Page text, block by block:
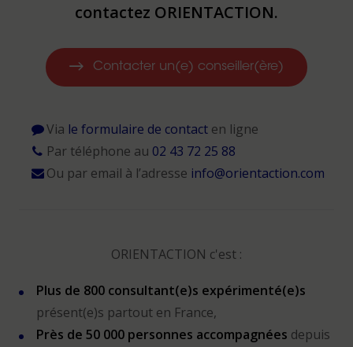
contactez ORIENTACTION.
Contacter un(e) conseiller(ère)
Via le formulaire de contacten ligne
Par téléphone au 02 43 72 25 88
Ou par email à l’adresse info@orientaction.com
ORIENTACTION c'est :
Plus de 800 consultant(e)s expérimenté(e)s
présent(e)s partout en France,
Près de 50 000 personnes accompagnées depuis